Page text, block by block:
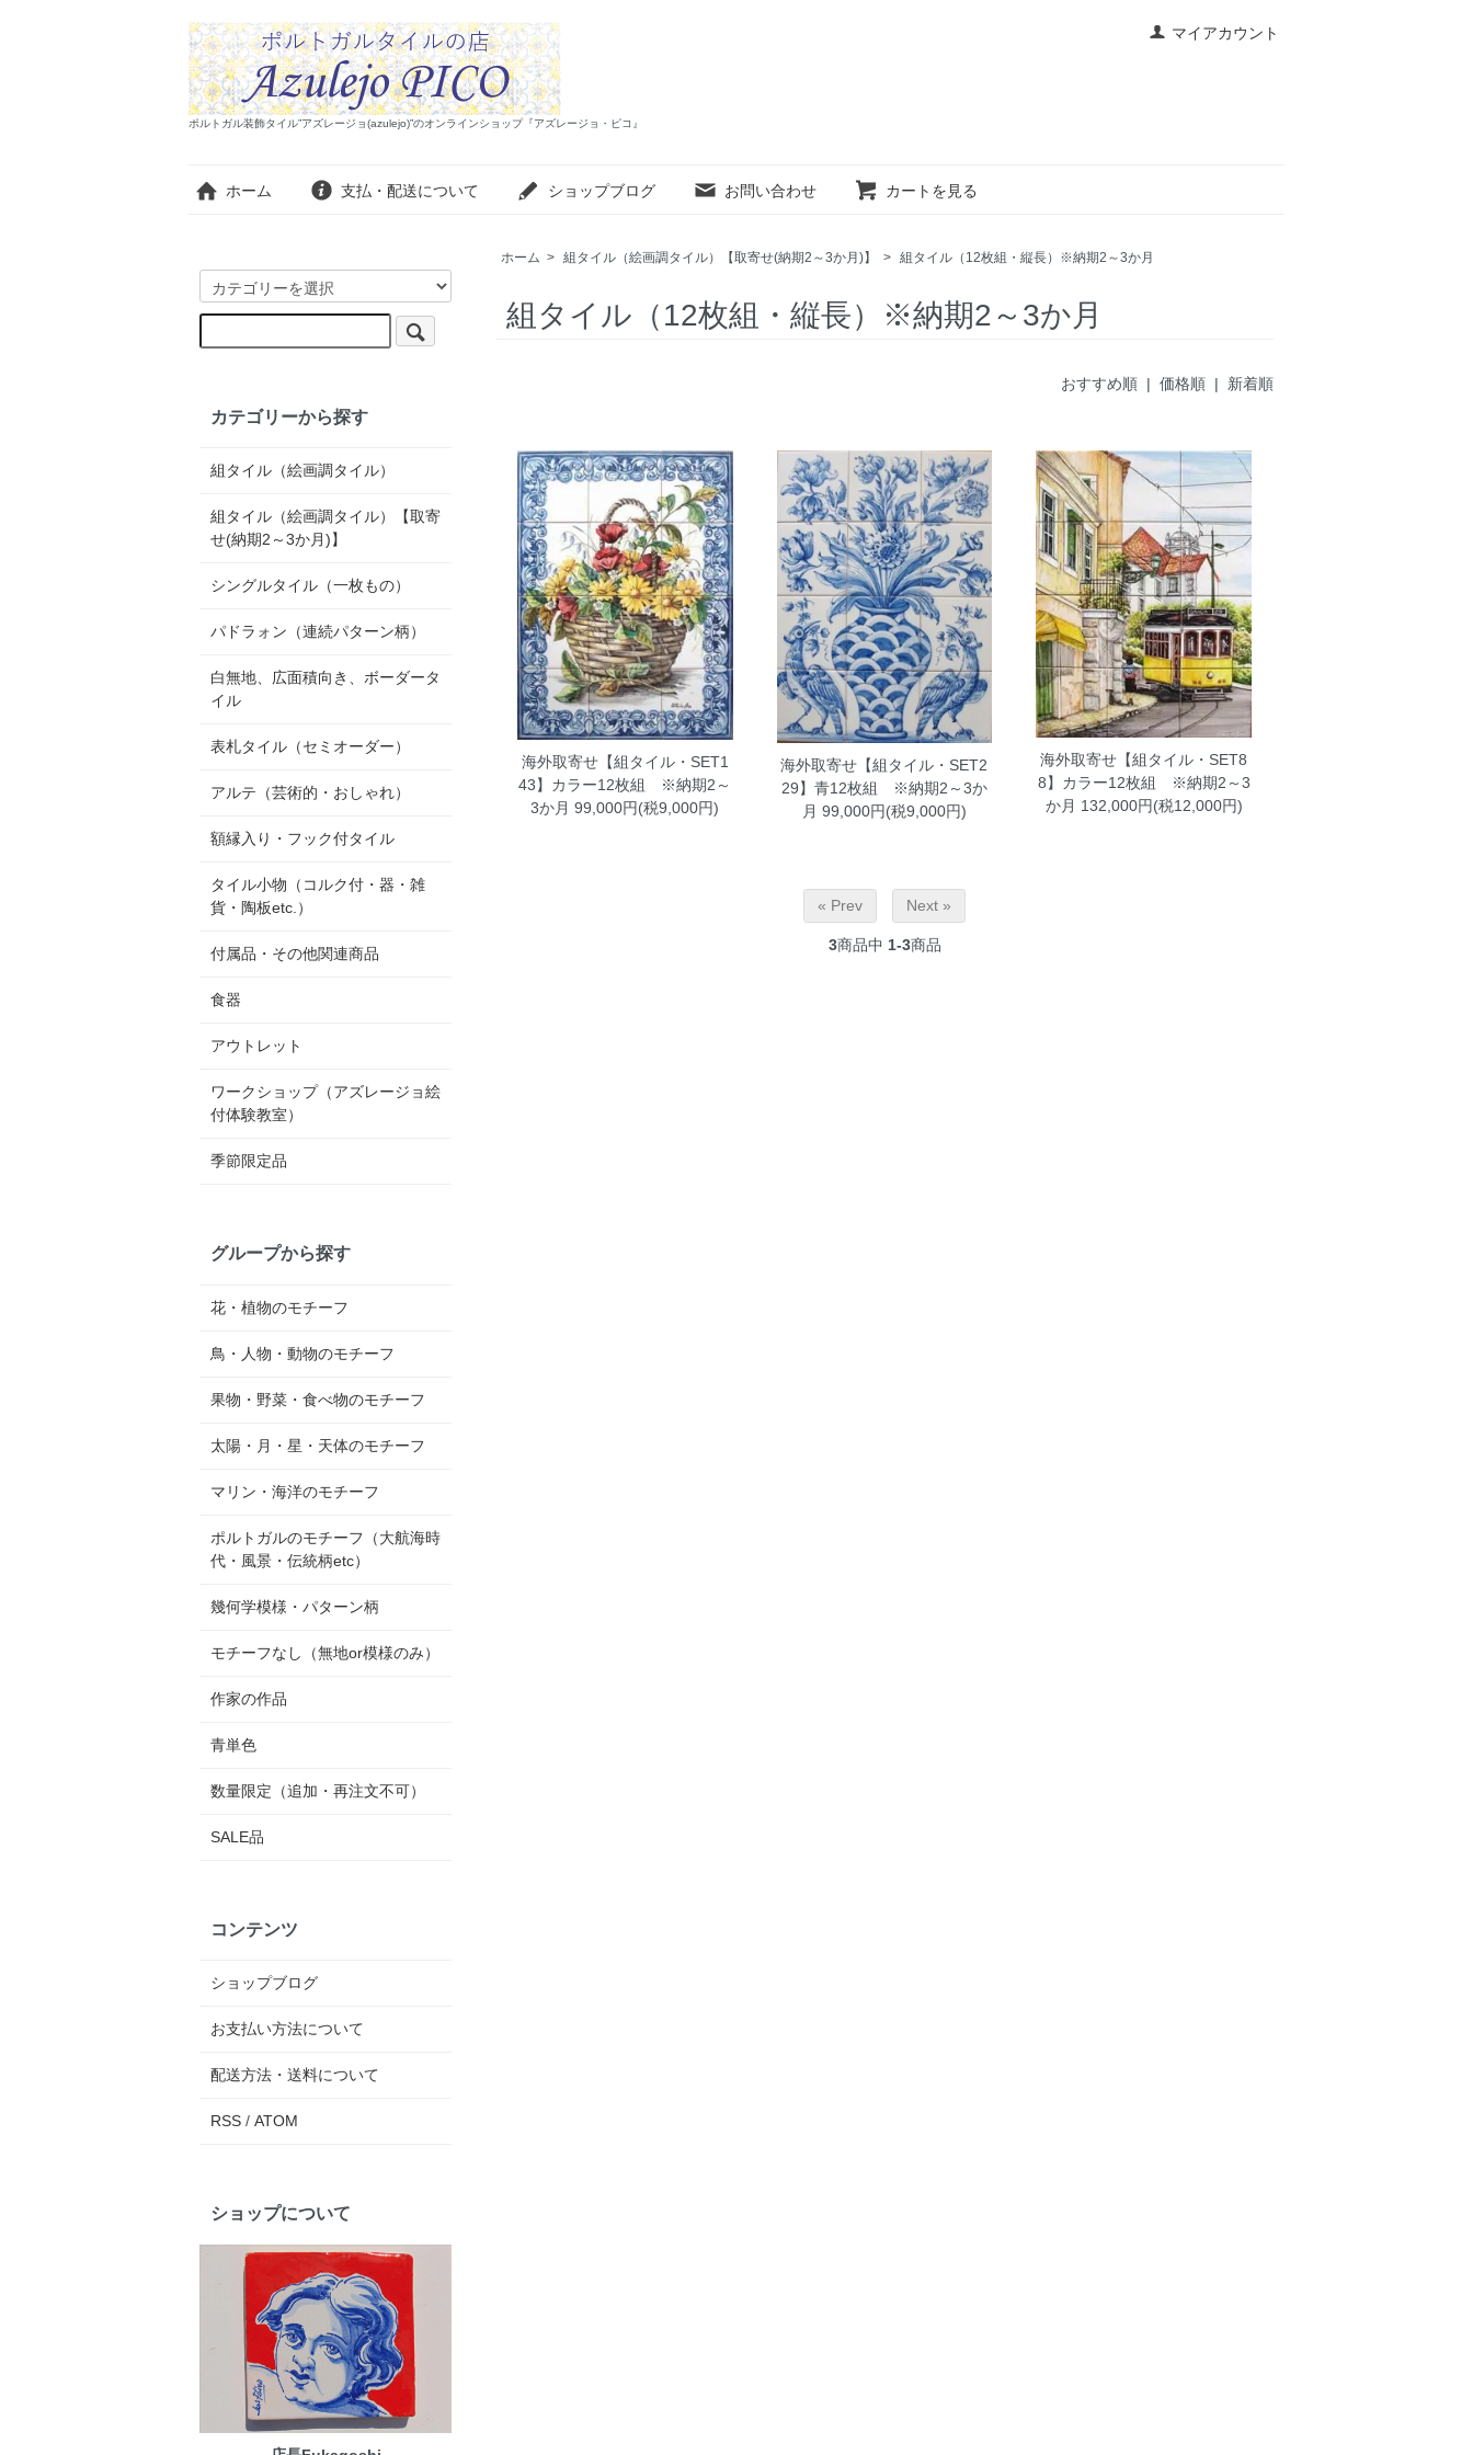
マイアカウント
ポルトガル装飾タイル”アズレージョ(azulejo)”のオンラインショップ『アズレージョ・ピコ』
ホーム 支払・配送について ショップブログ お問い合わせ カートを見る
ホーム > 組タイル（絵画調タイル）【取寄せ(納期2～3か月)】 > 組タイル（12枚組・縦長）※納期2～3か月
組タイル（12枚組・縦長）※納期2～3か月
おすすめ順 | 価格順 | 新着順
海外取寄せ【組タイル・SET1
43】カラー12枚組 ※納期2～
3か月 99,000円(税9,000円)
海外取寄せ【組タイル・SET2
29】青12枚組 ※納期2～3か
月 99,000円(税9,000円)
海外取寄せ【組タイル・SET8
8】カラー12枚組 ※納期2～3
か月 132,000円(税12,000円)
« Prev Next »
3商品中 1-3商品
カテゴリーから探す
組タイル（絵画調タイル）
組タイル（絵画調タイル）【取寄
せ(納期2～3か月)】
シングルタイル（一枚もの）
パドラォン（連続パターン柄）
白無地、広面積向き、ボーダータ
イル
表札タイル（セミオーダー）
アルテ（芸術的・おしゃれ）
額縁入り・フック付タイル
タイル小物（コルク付・器・雑
貨・陶板etc.）
付属品・その他関連商品
食器
アウトレット
ワークショップ（アズレージョ絵
付体験教室）
季節限定品
グループから探す
花・植物のモチーフ
鳥・人物・動物のモチーフ
果物・野菜・食べ物のモチーフ
太陽・月・星・天体のモチーフ
マリン・海洋のモチーフ
ポルトガルのモチーフ（大航海時
代・風景・伝統柄etc）
幾何学模様・パターン柄
モチーフなし（無地or模様のみ）
作家の作品
青単色
数量限定（追加・再注文不可）
SALE品
コンテンツ
ショップブログ
お支払い方法について
配送方法・送料について
RSS / ATOM
ショップについて